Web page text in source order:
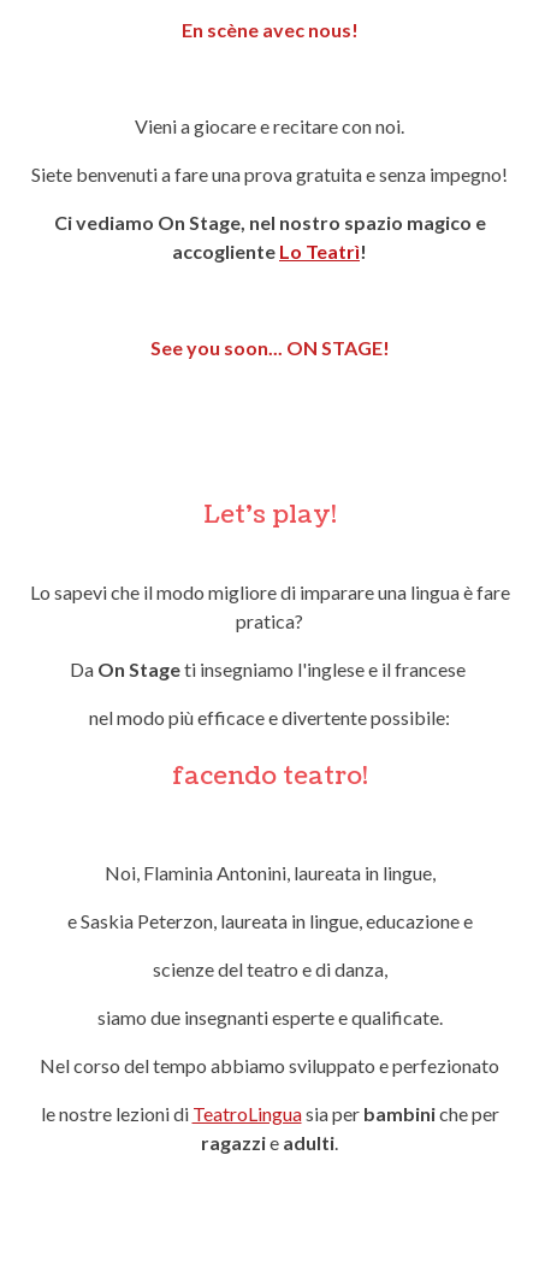
En scène avec nous!
Vieni a giocare e recitare con noi.
Siete benvenuti a fare una prova gratuita e senza impegno!
Ci vediamo On Stage, nel nostro spazio magico e
accogliente Lo Teatrì!
See you soon... ON STAGE!
Let's play!
Lo sapevi che il modo migliore di imparare una lingua è fare
pratica?
Da On Stageti insegniamo l'inglese e il francese
nel modo più efficace e divertente possibile:
facendo teatro!
Noi, Flaminia Antonini, laureata in lingue,
e Saskia Peterzon, laureata in lingue, educazione e
scienze del teatro e di danza,
siamo due insegnanti esperte e qualificate.
Nel corso del tempo abbiamo sviluppato e perfezionato
le nostre lezioni di TeatroLinguasia per bambiniche per
ragazzie adulti